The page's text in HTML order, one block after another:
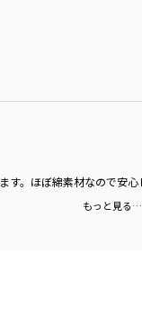
。ほぼ綿素材なので安
もっと見る…